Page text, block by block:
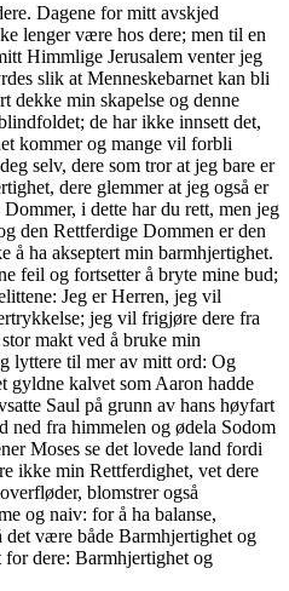
Dagene for mitt avskjed
lenger være hos dere; men til en
Himmlige Jerusalem venter jeg
slik at Menneskebarnet kan bli
dekke min skapelse og denne
de har ikke innsett det,
kommer og mange vil forbli
selv, dere som tror at jeg bare er
dere glemmer at jeg også er
i dette har du rett, men jeg
den Rettferdige Dommen er den
å ha akseptert min barmhjertighet.
feil og fortsetter å bryte mine bud;
Jeg er Herren, jeg vil
jeg vil frigjøre dere fra
makt ved å bruke min
lyttere til mer av mitt ord: Og
gyldne kalvet som Aaron hadde
Saul på grunn av hans høyfart
ned fra himmelen og ødela Sodom
Moses se det lovede land fordi
ikke min Rettferdighet, vet dere
blomstrer også
og naiv: for å ha balanse,
være både Barmhjertighet og
dere: Barmhjertighet og